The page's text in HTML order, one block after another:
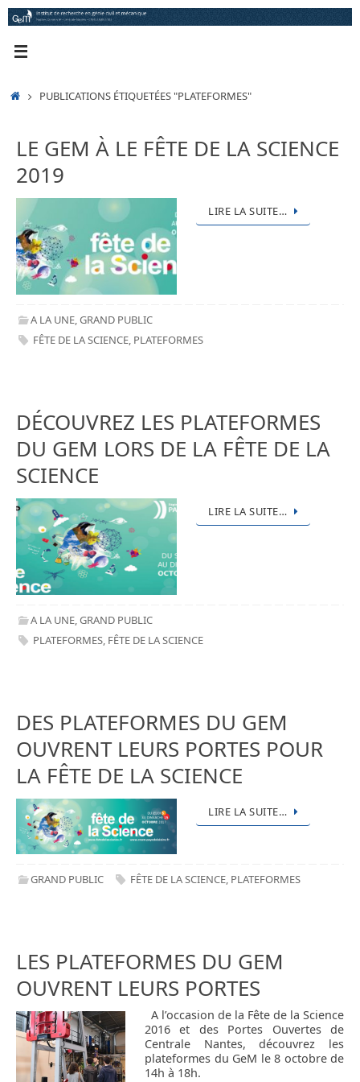
Passer
au
ACCUEIL
PUBLICATIONS ÉTIQUETÉES "PLATEFORMES"
LE GEM À LE FÊTE DE LA SCIENCE
2019
LIRE LA SUITE…
A LA UNE,GRAND PUBLIC
FÊTE DE LA SCIENCE, PLATEFORMES
DÉCOUVREZ LES PLATEFORMES
DU GEM LORS DE LA FÊTE DE LA
SCIENCE
LIRE LA SUITE…
A LA UNE ,GRAND PUBLIC
PLATEFORMES FÊTE DE LA SCIENCE
DES PLATEFORMES DU GEM
OUVRENT LEURS PORTES POUR
LA FÊTE DE LA SCIENCE
LIRE LA SUITE…
GRAND PUBLIC FÊTE DE LA SCIENCE, PLATEFORMES
LES PLATEFORMES DU GEM
OUVRENT LEURS PORTES
A l’occasion de la Fête de la Science
2016 et des Portes Ouvertes de
Centrale Nantes, découvrez les
plateformes du GeM le 8 octobre de
14h à 18h.